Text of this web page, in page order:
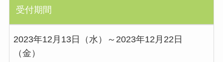
受付期間
2023年12月13日（水）～2023年12月22日
（金）